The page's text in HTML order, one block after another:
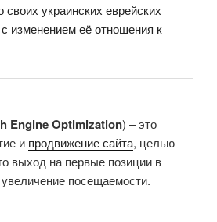
украинских еврейских
изменением её отношения к
Engine Optimization) – это
и продвижение сайта, целью
выход на первые позиции в
посещаемости.